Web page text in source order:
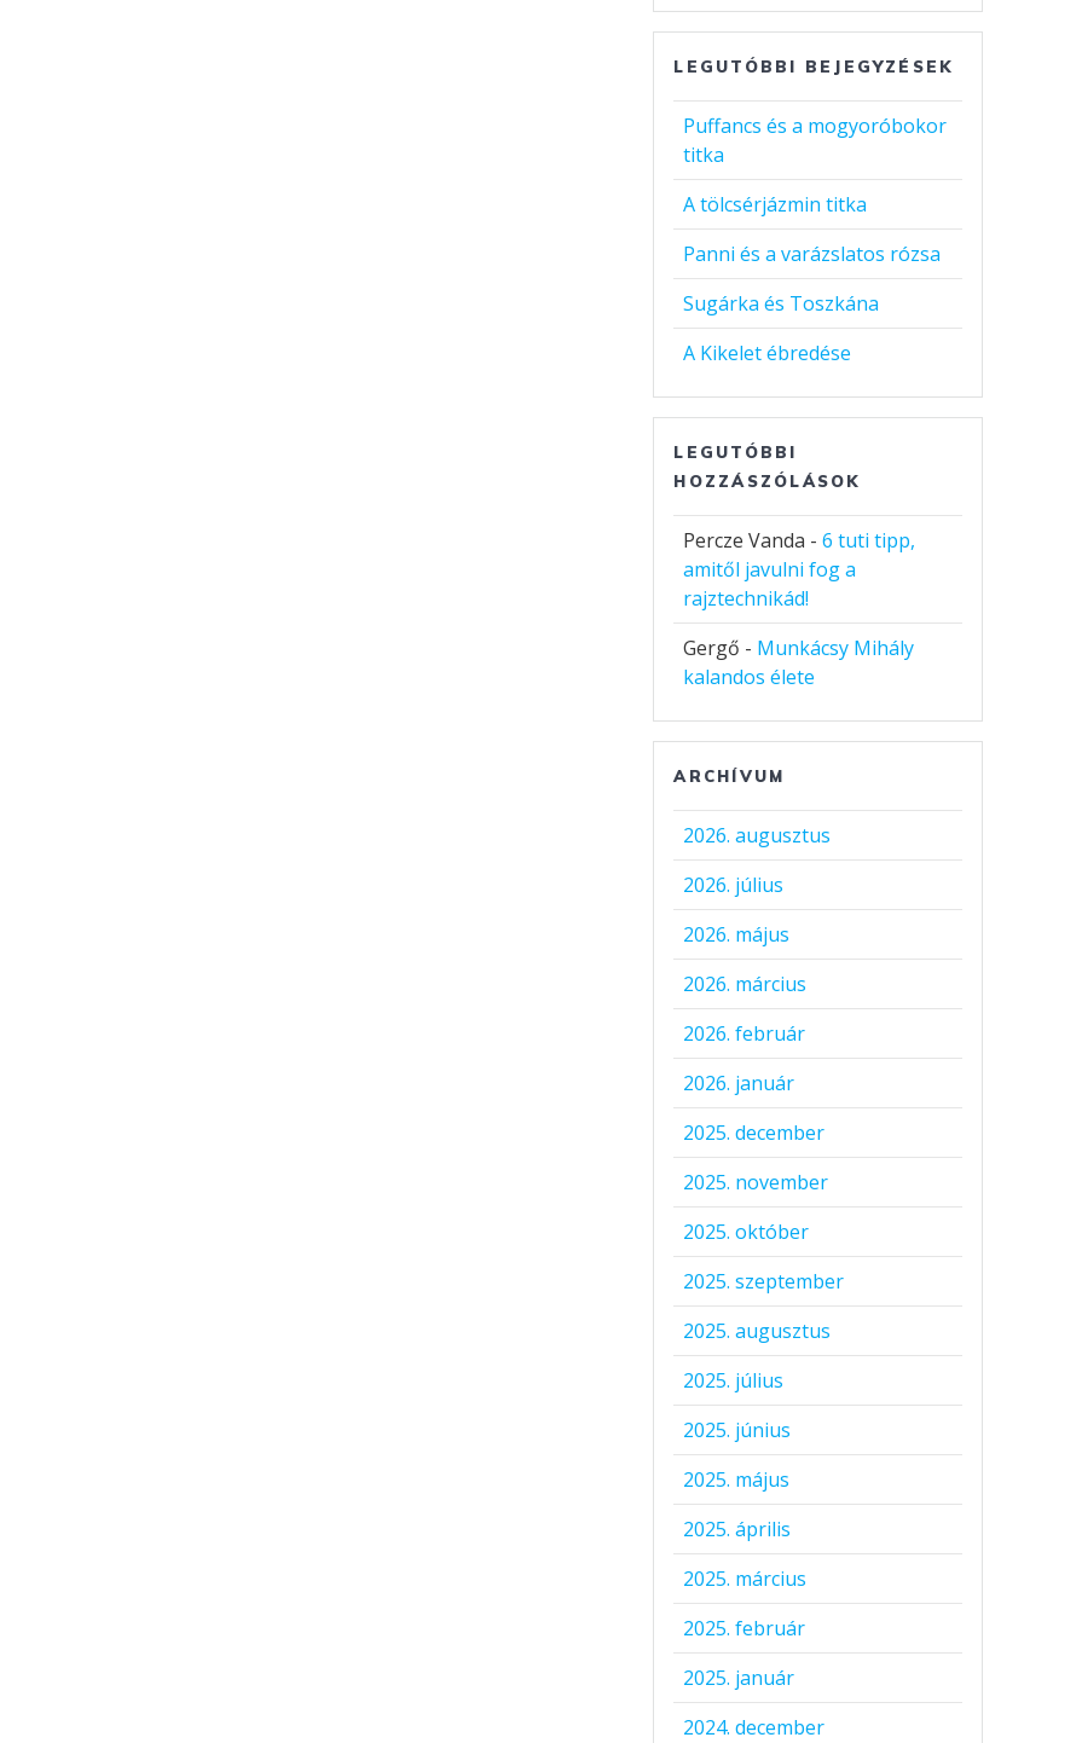
LEGUTÓBBI BEJEGYZÉSEK
Puffancs és a mogyoróbokor
titka
A tölcsérjázmin titka
Panni és a varázslatos rózsa
Sugárka és Toszkána
A Kikelet ébredése
LEGUTÓBBI
HOZZÁSZÓLÁSOK
Percze Vanda -6 tuti tipp,
amitől javulni fog a
rajztechnikád!
Gergő - Munkácsy Mihály
kalandos élete
ARCHÍVUM
2026. augusztus
2026. július
2026. május
2026. március
2026. február
2026. január
2025. december
2025. november
2025. október
2025. szeptember
2025. augusztus
2025. július
2025. június
2025. május
2025. április
2025. március
2025. február
2025. január
2024. december